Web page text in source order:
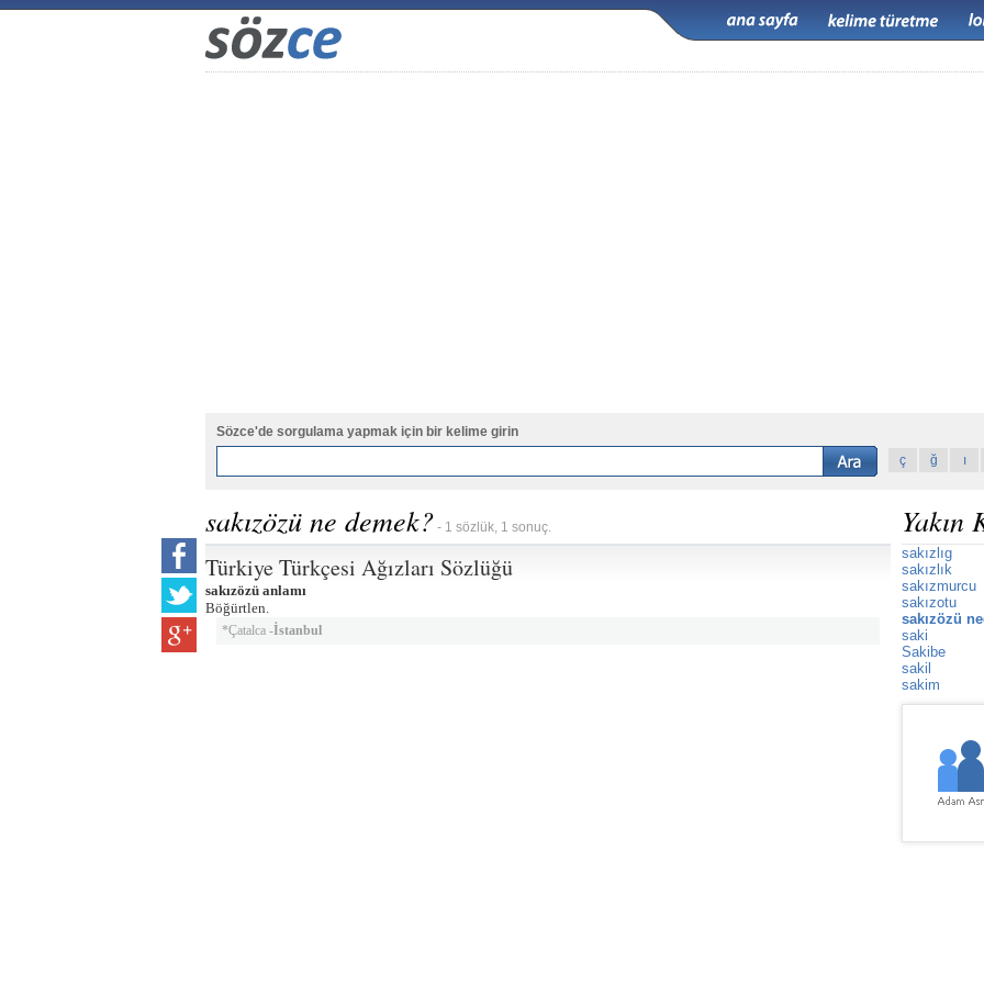
Sözce'de sorgulama yapmak için bir kelime girin
ç
ğ ı
sakızözü ne demek? - 1 sözlük, 1 sonuç.
Türkiye Türkçesi Ağızları Sözlüğü
sakızözü anlamı
Böğürtlen.
*Çatalca -İstanbul
Yakın
sakızlıg
sakızlık
sakızmurcu
sakızotu
sakızözü
saki
Sakibe
sakil
sakim